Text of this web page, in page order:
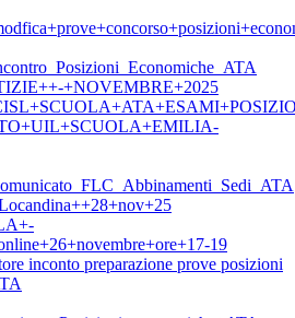
+NOVEMBRE+2025
19
inconto preparazione prove posizioni